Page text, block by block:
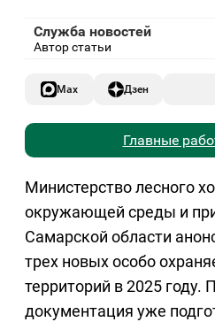
Служба новостей
Автор статьи
Max Дзен
Главные
Министерство лесного
окружающей среды и
Самарской области
трех новых особо
территорий в 2025 году.
документация уже